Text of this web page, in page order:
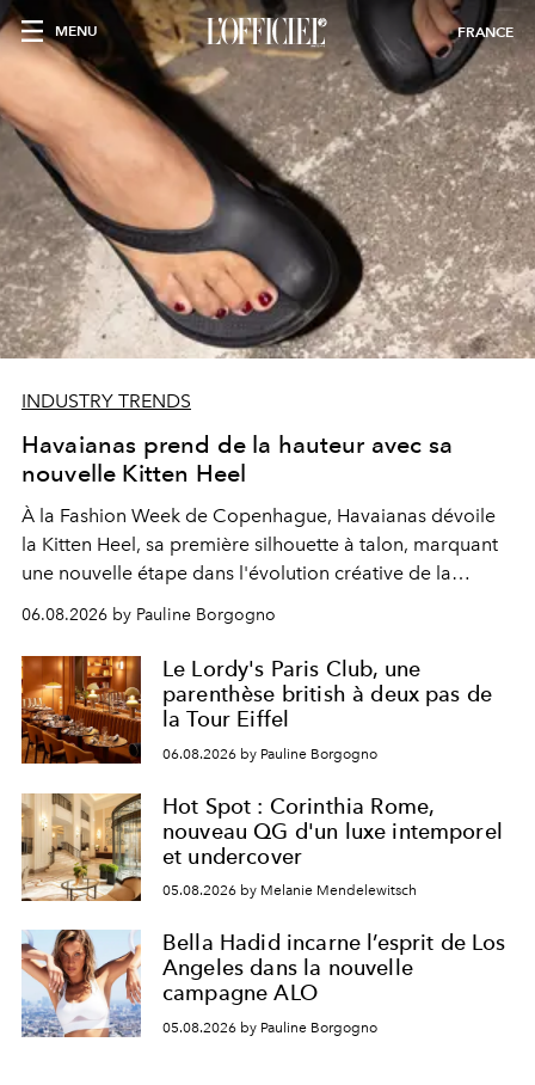
MENU FRANCE
INDUSTRY TRENDS
Havaianas prend de la hauteur avec sa
nouvelle Kitten Heel
À la Fashion Week de Copenhague, Havaianas dévoile
la Kitten Heel, sa première silhouette à talon, marquant
une nouvelle étape dans l'évolution créative de la
06.08.2026 by Pauline Borgogno
Le Lordy's Paris Club, une
parenthèse british à deux pas de
la Tour Eiffel
06.08.2026 by Pauline Borgogno
Hot Spot : Corinthia Rome,
nouveau QG d'un luxe intemporel
et undercover
05.08.2026 by Melanie Mendelewitsch
Bella Hadid incarne l’esprit de Los
Angeles dans la nouvelle
campagne ALO
05.08.2026 by Pauline Borgogno